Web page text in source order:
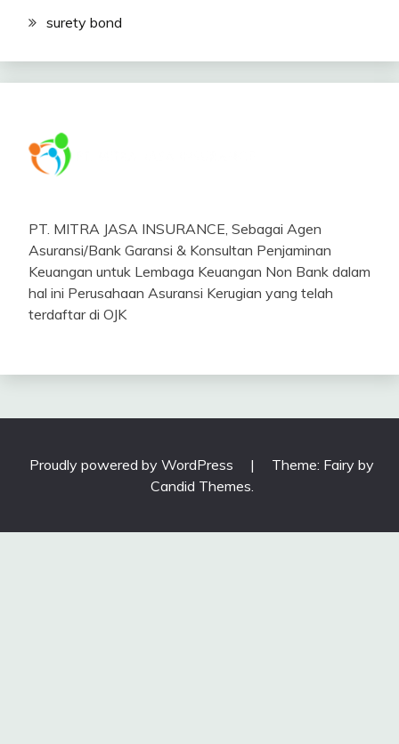
surety bond
PT. MITRA JASA INSURANCE, Sebagai Agen
Asuransi/Bank Garansi & Konsultan Penjaminan
Keuangan untuk Lembaga Keuangan Non Bank dalam
hal ini Perusahaan Asuransi Kerugian yang telah
terdaftar di OJK
Proudly powered by WordPress |
Theme: Fairy by
Candid Themes.